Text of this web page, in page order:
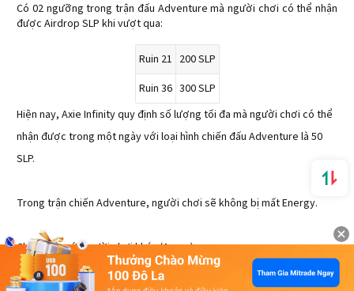
Có 02 ngưỡng trong trận đấu Adventure mà người chơi có thể nhận
được Airdrop SLP khi vượt qua:
Ruin 21 200 SLP
Ruin 36 300 SLP
Hiện nay, Axie Infinity quy định số lượng tối đa mà người chơi có thể
nhận được trong một ngày với loại hình chiến đấu Adventure là 50
SLP.
Trong trận chiến Adventure, người chơi sẽ không bị mất Energy.
Chiến đấu với người chơi khác (Arena)